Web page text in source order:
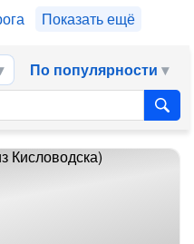
Показать ещё
По популярности